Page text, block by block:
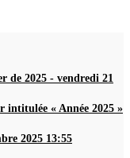
de 2025 - vendredi 21
intitulée « Année 2025 »
2025 13:55